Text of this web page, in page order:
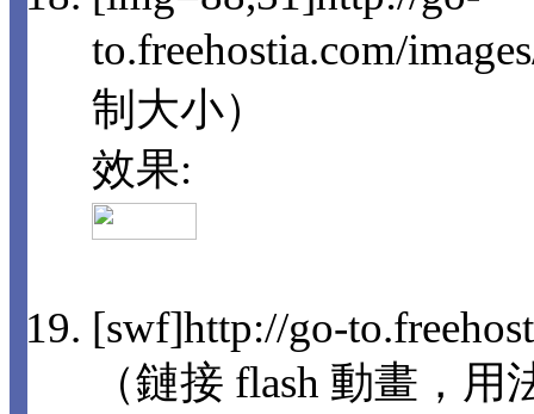
to.freehostia.com/
制大小）
效果:
[swf]http://go-
（鏈接 flash 動畫，